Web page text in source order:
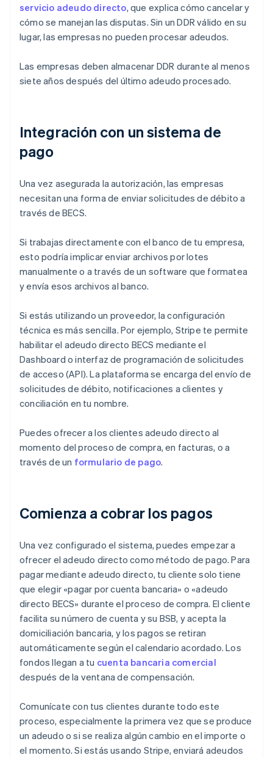
servicio adeudo directo, que explica cómo cancelar y
cómo se manejan las disputas. Sin un DDR válido en su
lugar, las empresas no pueden procesar adeudos.
Las empresas deben almacenar DDR durante al menos
siete años después del último adeudo procesado.
Integración con un sistema de
pago
Una vez asegurada la autorización, las empresas
necesitan una forma de enviar solicitudes de débito a
través de BECS.
Si trabajas directamente con el banco de tu empresa,
esto podría implicar enviar archivos por lotes
manualmente o a través de un software que formatea
y envía esos archivos al banco.
Si estás utilizando un proveedor, la configuración
técnica es más sencilla. Por ejemplo, Stripe te permite
habilitar el adeudo directo BECS mediante el
Dashboard o interfaz de programación de solicitudes
de acceso (API). La plataforma se encarga del envío de
solicitudes de débito, notificaciones a clientes y
conciliación en tu nombre.
Puedes ofrecer a los clientes adeudo directo al
momento del proceso de compra, en facturas, o a
través de un formulario de pago.
Comienza a cobrar los pagos
Una vez configurado el sistema, puedes empezar a
ofrecer el adeudo directo como método de pago. Para
pagar mediante adeudo directo, tu cliente solo tiene
que elegir «pagar por cuenta bancaria» o «adeudo
directo BECS» durante el proceso de compra. El cliente
facilita su número de cuenta y su BSB, y acepta la
domiciliación bancaria, y los pagos se retiran
automáticamente según el calendario acordado. Los
fondos llegan a tu cuenta bancaria comercial
después de la ventana de compensación.
Comunícate con tus clientes durante todo este
proceso, especialmente la primera vez que se produce
un adeudo o si se realiza algún cambio en el importe o
el momento. Si estás usando Stripe, enviará adeudos